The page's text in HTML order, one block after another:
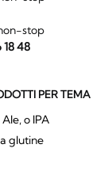
stop
18 48
PER TEMA
o IPA
glutine